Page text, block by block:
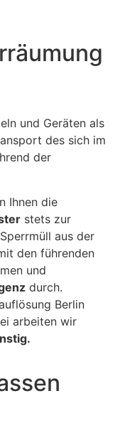
und Geräten als
des sich im
der
Ihnen die
stets zur
aus der
den führenden
und
durch.
Berlin
arbeiten wir